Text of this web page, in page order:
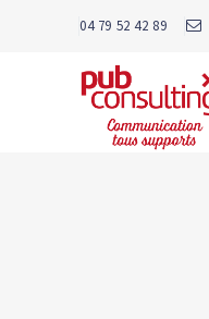
04 79 52 42 89